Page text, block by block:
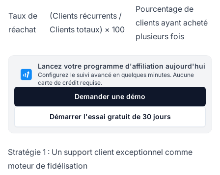
Taux de
réachat
(Clients récurrents /
Clients totaux) × 100
Pourcentage de
clients ayant acheté
plusieurs fois
Lancez votre programme d'affiliation aujourd'hui
Configurez le suivi avancé en quelques minutes. Aucune
carte de crédit requise.
Demander une démo
Démarrer l'essai gratuit de 30 jours
Stratégie 1 : Un support client exceptionnel comme
moteur de fidélisation